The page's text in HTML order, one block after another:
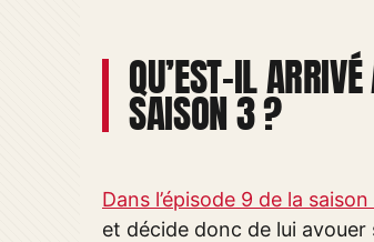
QU’EST-IL
SAISON 3 ?
Dans l’épisode 9 de la
et décide donc de lui avouer